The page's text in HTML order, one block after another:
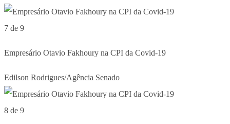
7 de 9
Empresário Otavio Fakhoury na CPI da Covid-19
Edilson Rodrigues/Agência Senado
8 de 9